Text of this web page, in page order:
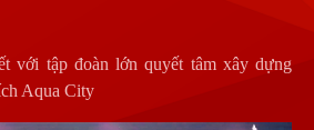
có hoàn lại của Aqua City của Novaland